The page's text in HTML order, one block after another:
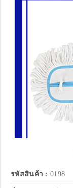
รหัสสินค้า : 0198